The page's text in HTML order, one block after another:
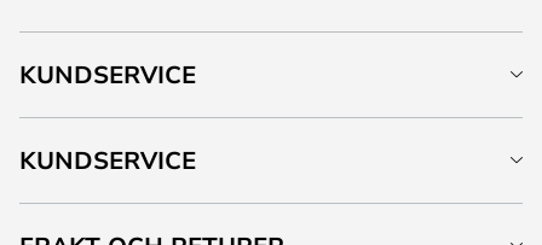
KUNDSERVICE
KUNDSERVICE